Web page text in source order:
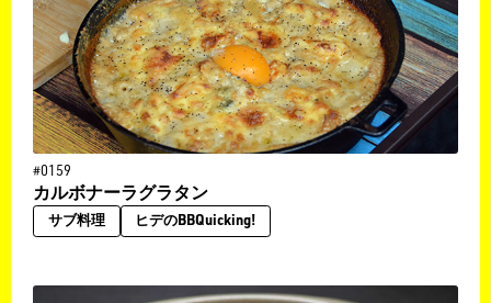
#0159
カルボナーラグラタン
サブ料理 ヒデのBBQuicking!